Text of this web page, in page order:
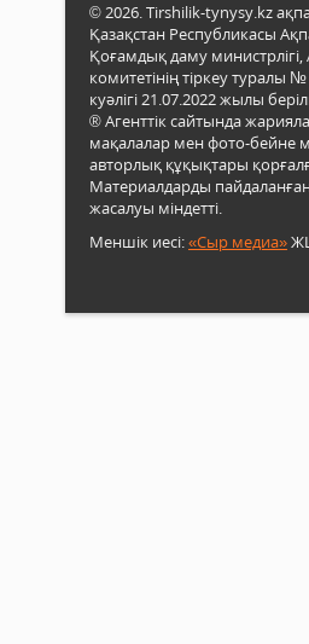
© 2026. Tirshilik-tynysy.kz
Қазақстан Республикасы
Қоғамдық даму министрлігі,
комитетінің тіркеу туралы
куәлігі 21.07.2022 жылы
® Агенттік сайтында
мақалалар мен фото-бейне
авторлық құқықтары
Материалдарды
жасалуы міндетті.
Меншік иесі:«Сыр медиа»